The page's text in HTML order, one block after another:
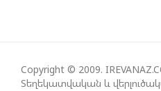
Copyright © 2009.
Տեղեկատվական և